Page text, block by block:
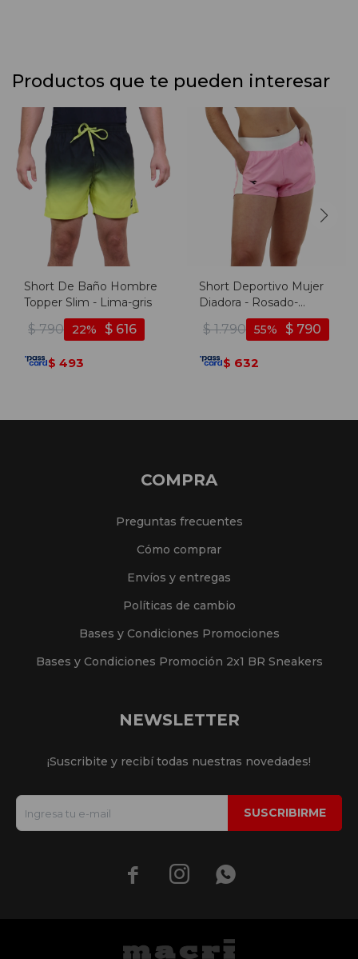
Productos que te pueden interesar
Short De Baño Hombre
Topper Slim - Lima-gris
$ 790 $ 616
22
$ 493
Short Deportivo Mujer
Diadora - Rosado-
$ 1.790 $ 790
55
$ 632
COMPRA
Preguntas frecuentes
Cómo comprar
Envíos y entregas
Políticas de cambio
Bases y Condiciones Promociones
Bases y Condiciones Promoción 2x1 BR Sneakers
NEWSLETTER
¡Suscribite y recibí todas nuestras novedades!
SUSCRIBIRME
  